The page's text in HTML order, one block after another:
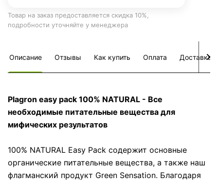
Товар на заказ предоставляется скидка 10%,
подробности уточняйте у менеджера
Описание Отзывы Как купить Оплата Доставка
Plagron easy pack 100% NATURAL - Все
необходимые питательные вещества для
мифических результатов
100% NATURAL Easy Pack содержит основные
органические питательные вещества, а также наш
флагманский продукт Green Sensation. Благодаря